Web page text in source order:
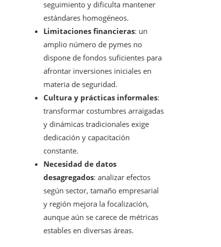
seguimiento y dificulta mantener
estándares homogéneos.
Limitaciones financieras: un
amplio número de pymes no
dispone de fondos suficientes para
afrontar inversiones iniciales en
materia de seguridad.
Cultura y prácticas informales:
transformar costumbres arraigadas
y dinámicas tradicionales exige
dedicación y capacitación
constante.
Necesidad de datos
desagregados: analizar efectos
según sector, tamaño empresarial
y región mejora la focalización,
aunque aún se carece de métricas
estables en diversas áreas.